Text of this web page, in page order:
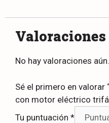
Valoraciones
No hay valoraciones aún.
Sé el primero en valorar
con motor eléctrico
Tu puntuación *